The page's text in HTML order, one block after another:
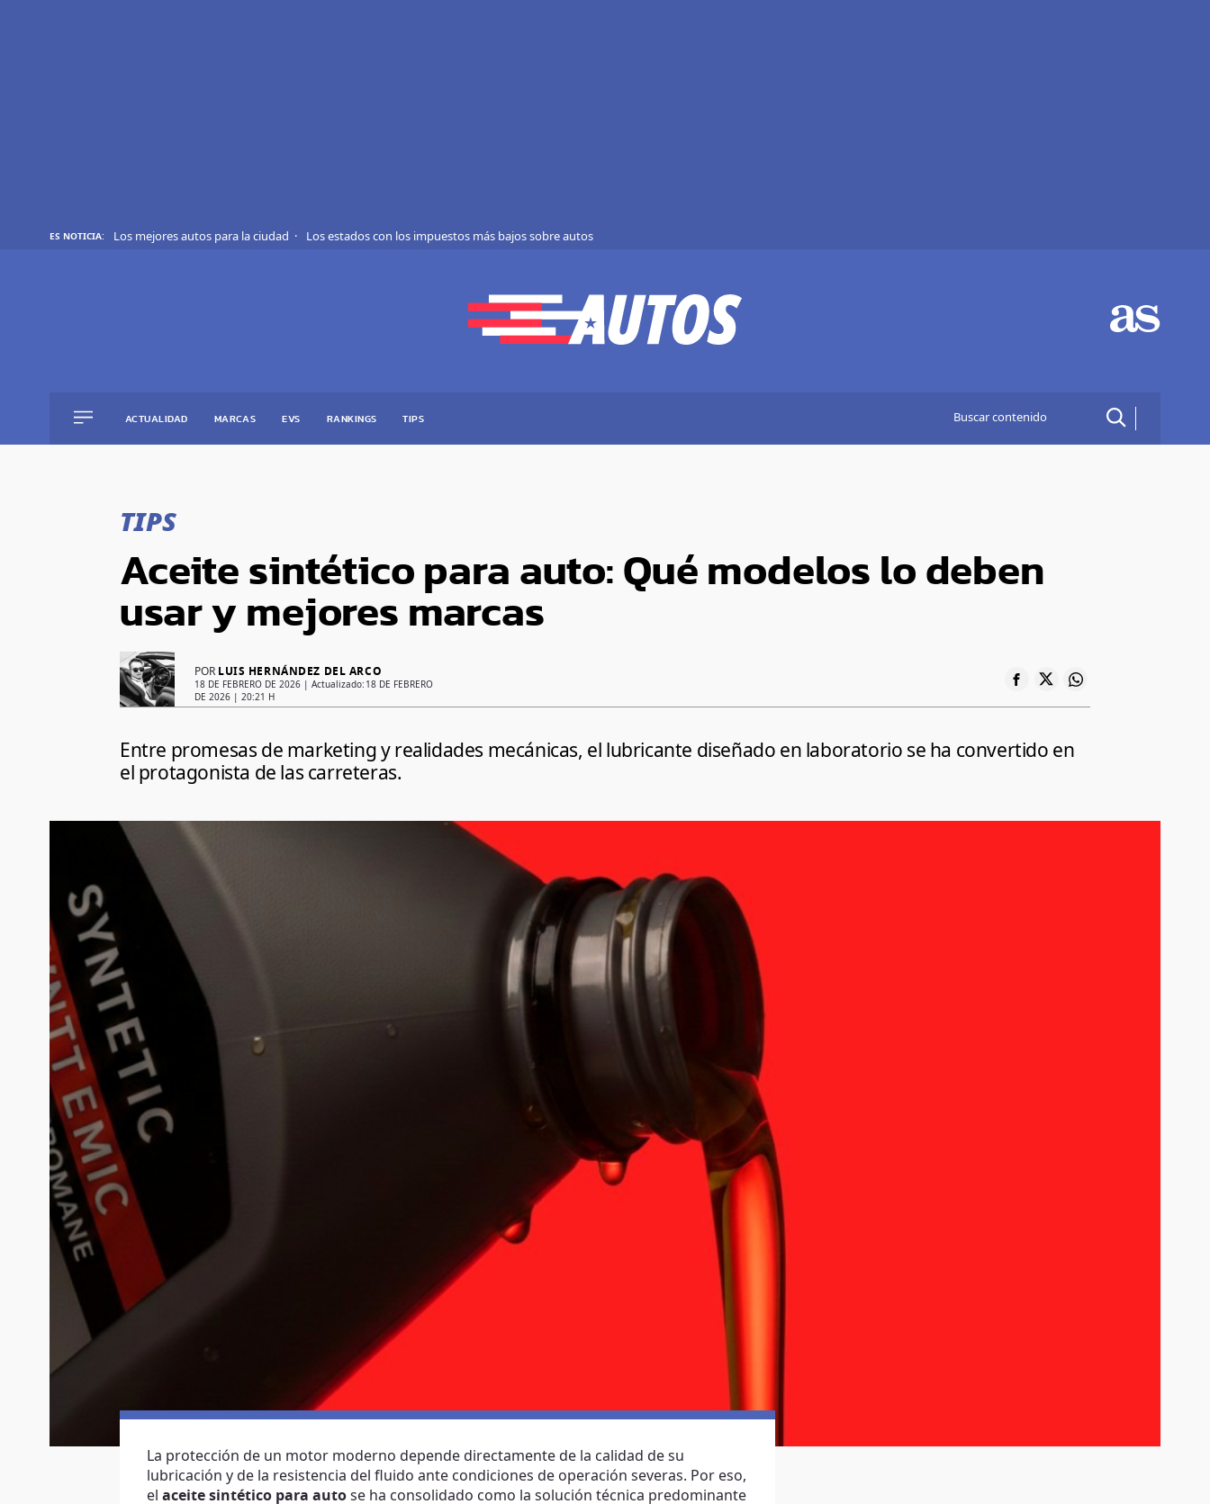
ES NOTICIA: Los mejores autos para la ciudad Los estados con los impuestos más bajos sobre autos
ACTUALIDAD MARCAS EVS RANKINGS TIPS
TIPS
Aceite sintético para auto: Qué modelos lo deben
usar y mejores marcas
POR LUIS HERNÁNDEZ DEL ARCO
18 DE FEBRERO DE 2026 | Actualizado: 18 DE FEBRERO
DE 2026 | 20:21 H
Entre promesas de marketing y realidades mecánicas, el lubricante diseñado en laboratorio se ha convertido en
el protagonista de las carreteras.
La protección de un motor moderno depende directamente de la calidad de su
lubricación y de la resistencia del fluido ante condiciones de operación severas. Por eso,
el aceite sintético para auto se ha consolidado como la solución técnica predominante